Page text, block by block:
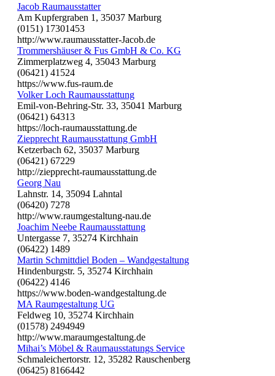
Jacob Raumausstatter
Am Kupfergraben 1, 35037 Marburg
(0151) 17301453
http://www.raumausstatter-Jacob.de
Trommershäuser & Fus GmbH & Co. KG
Zimmerplatzweg 4, 35043 Marburg
(06421) 41524
https://www.fus-raum.de
Volker Loch Raumausstattung
Emil-von-Behring-Str. 33, 35041 Marburg
(06421) 64313
https://loch-raumausstattung.de
Ziepprecht Raumausstattung GmbH
Ketzerbach 62, 35037 Marburg
(06421) 67229
http://ziepprecht-raumausstattung.de
Georg Nau
Lahnstr. 14, 35094 Lahntal
(06420) 7278
http://www.raumgestaltung-nau.de
Joachim Neebe Raumausstattung
Untergasse 7, 35274 Kirchhain
(06422) 1489
Martin Schmittdiel Boden – Wandgestaltung
Hindenburgstr. 5, 35274 Kirchhain
(06422) 4146
https://www.boden-wandgestaltung.de
MA Raumgestaltung UG
Feldweg 10, 35274 Kirchhain
(01578) 2494949
http://www.maraumgestaltung.de
Mihai’s Möbel & Raumausstatungs Service
Schmaleichertorstr. 12, 35282 Rauschenberg
(06425) 8166442